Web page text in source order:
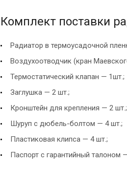
Комплект поставки
Радиатор в термоусадочной
Воздухоотводчик (кран
Термостатический клапан — 1шт.;
Заглушка — 2 шт.;
Кронштейн для крепления — 2 шт.;
Шуруп с дюбель-болтом — 4 шт.;
Пластиковая клипса — 4 шт.;
Паспорт с гарантийный талоном